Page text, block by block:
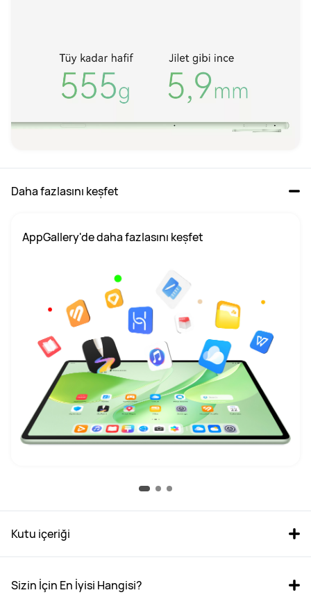
Daha fazlasını keşfet
AppGallery'de daha fazlasını keşfet
Kutu içeriği
Sizin İçin En İyisi Hangisi?